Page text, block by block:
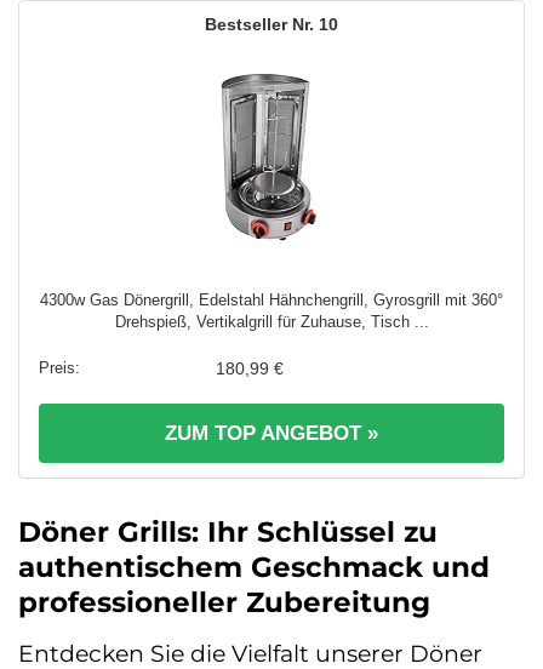
10
4300w Gas Dönergrill, Edelstahl Hähnchengrill, Gyrosgrill mit 360°
Drehspieß, Vertikalgrill für Zuhause, Tisch ...
180,99 €
ZUM TOP ANGEBOT »
Döner Grills: Ihr Schlüssel zu
authentischem Geschmack und
professioneller Zubereitung
Entdecken Sie die Vielfalt unserer Döner